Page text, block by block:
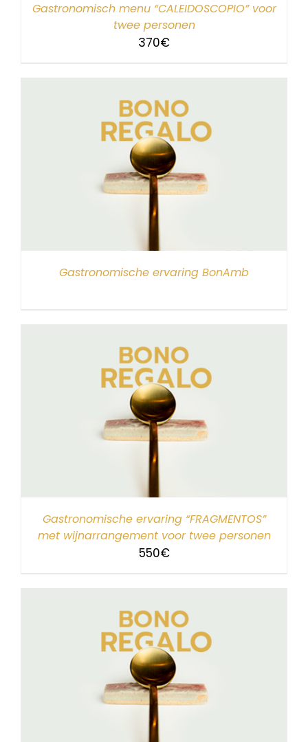
Gastronomisch menu “CALEIDOSCOPIO” voor
twee personen
370€
Gastronomische ervaring BonAmb
Gastronomische ervaring “FRAGMENTOS”
met wijnarrangement voor twee personen
550€